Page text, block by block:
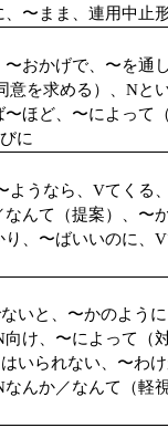
、〜まま、連用中止
〜おかげで、 〜を通
を求める）、 Nと
ほど、〜によって
に
うなら、 Vてくる
なんて（提案）、〜
り、〜ばいいのに、 V
いと、〜かのよう
向け、〜によって（
いられない、〜わ
なんか／なんて（軽